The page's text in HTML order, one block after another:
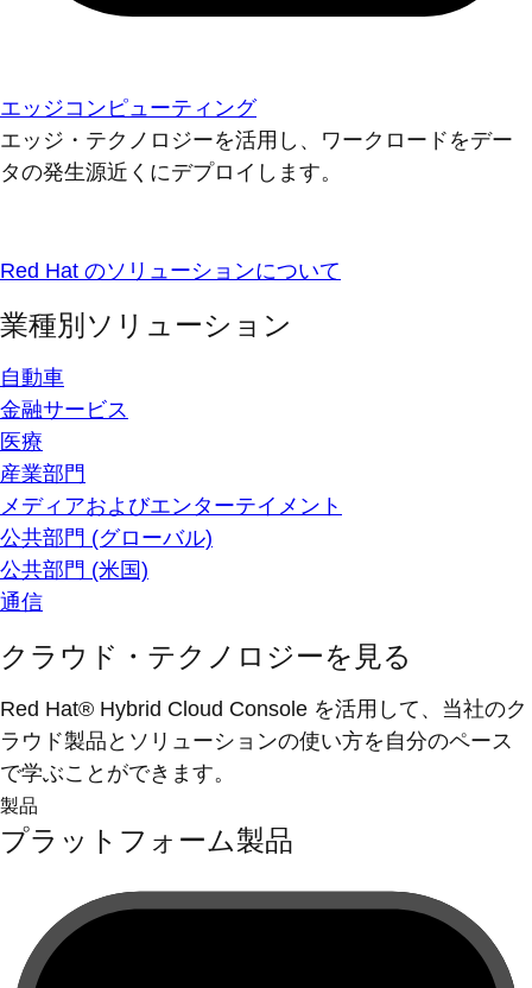
エッジコンピューティング
エッジ・テクノロジーを活用し、ワークロードをデー
タの発生源近くにデプロイします。
Red Hat のソリューションについて
業種別ソリューション
自動車
金融サービス
医療
産業部門
メディアおよびエンターテイメント
公共部門 (グローバル)
公共部門 (米国)
通信
クラウド・テクノロジーを見る
Red Hat® Hybrid Cloud Console を活用して、当社のク
ラウド製品とソリューションの使い方を自分のペース
で学ぶことができます。
製品
プラットフォーム製品